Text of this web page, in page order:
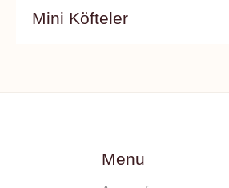
Mini Köfteler
Menu